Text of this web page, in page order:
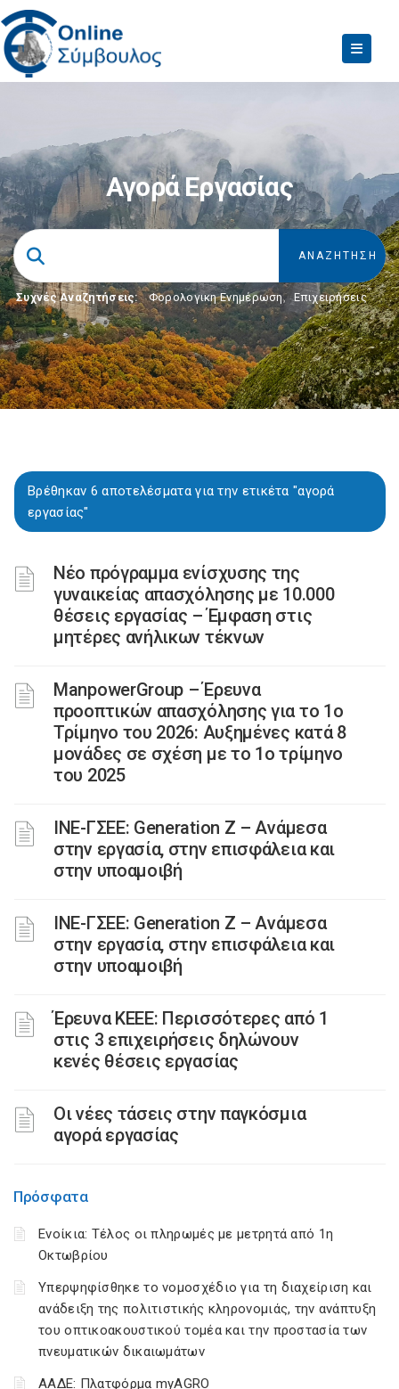
Αγορά Εργασίας
Συχνές Αναζητήσεις: Φορολογικη Ενημέρωση, Επιχειρήσεις
Βρέθηκαν 6 αποτελέσματα για την ετικέτα "αγορά
εργασίας"
Νέο πρόγραμμα ενίσχυσης της
γυναικείας απασχόλησης με 10.000
θέσεις εργασίας – Έμφαση στις
μητέρες ανήλικων τέκνων
ManpowerGroup – Έρευνα
προοπτικών απασχόλησης για το 1ο
Τρίμηνο του 2026: Αυξημένες κατά 8
μονάδες σε σχέση με το 1ο τρίμηνο
του 2025
ΙΝΕ-ΓΣΕΕ: Generation Z – Ανάμεσα
στην εργασία, στην επισφάλεια και
στην υποαμοιβή
ΙΝΕ-ΓΣΕΕ: Generation Z – Ανάμεσα
στην εργασία, στην επισφάλεια και
στην υποαμοιβή
Έρευνα ΚΕΕΕ: Περισσότερες από 1
στις 3 επιχειρήσεις δηλώνουν
κενές θέσεις εργασίας
Οι νέες τάσεις στην παγκόσμια
αγορά εργασίας
Πρόσφατα
Ενοίκια: Τέλος οι πληρωμές με μετρητά από 1η
Οκτωβρίου
Υπερψηφίσθηκε το νομοσχέδιο για τη διαχείριση και
ανάδειξη της πολιτιστικής κληρονομιάς, την ανάπτυξη
του οπτικοακουστικού τομέα και την προστασία των
πνευματικών δικαιωμάτων
ΑΑΔΕ: Πλατφόρμα myAGRO